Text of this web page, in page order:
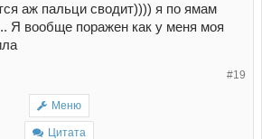
аж пальци сводит)))) я по ямам
Я вообще поражен как у меня моя
#19
Меню
Цитата